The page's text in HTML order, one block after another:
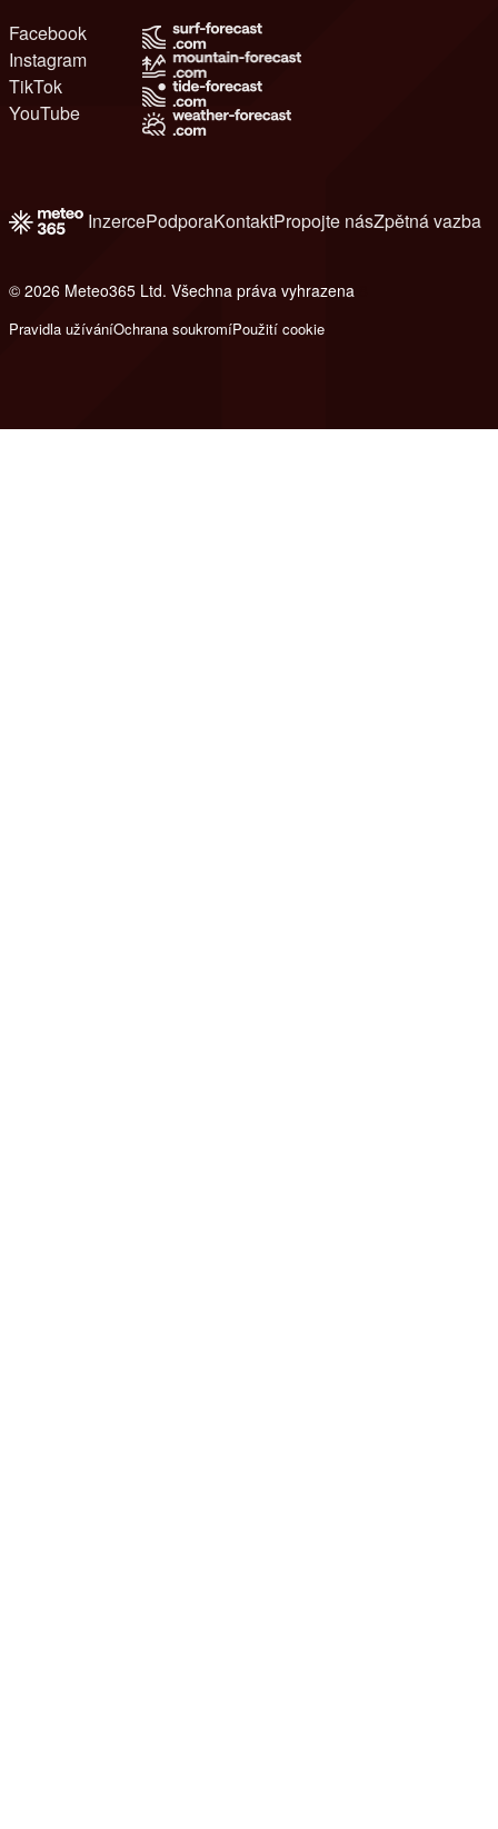
Facebook
Instagram
TikTok
YouTube
InzercePodporaKontaktPropojte násZpětná vazba
© 2026 Meteo365 Ltd. Všechna práva vyhrazena
Pravidla užíváníOchrana soukromíPoužití cookie